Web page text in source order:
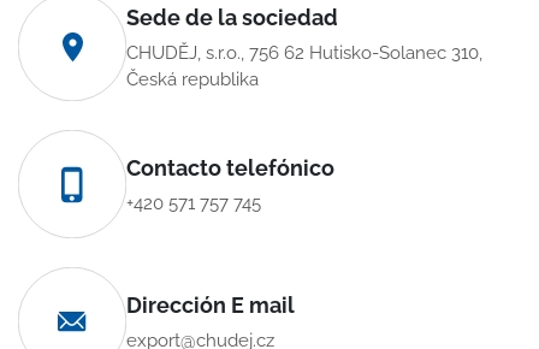
Sede de la sociedad
CHUDĚJ, s.r.o., 756 62 Hutisko-Solanec 310,
Česká republika
Contacto telefónico
+420 571 757 745
Dirección E mail
export@chudej.cz